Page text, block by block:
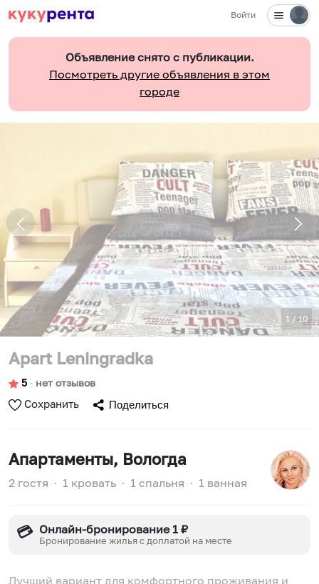
Войти
Объявление снято с публикации.
Посмотреть другие объявления в этом
городе
1 /10
Apart Leningradka
5 ∙ нет отзывов
Сохранить Поделиться
Апартаменты, Вологда
2 гостя ∙ 1 кровать ∙ 1 спальня ∙ 1 ванная
💳 Онлайн-бронирование 1 ₽
Бронирование жилья с доплатой на месте
Лучший вариант для комфортного проживания и